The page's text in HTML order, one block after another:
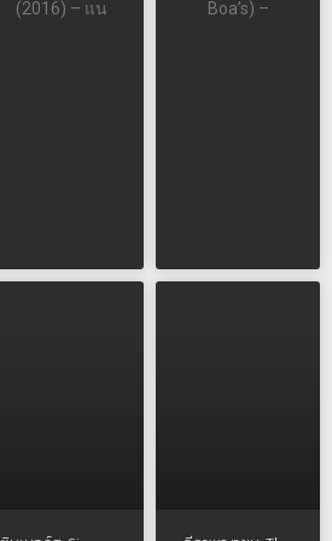
(2016) – แน Boa’s) –